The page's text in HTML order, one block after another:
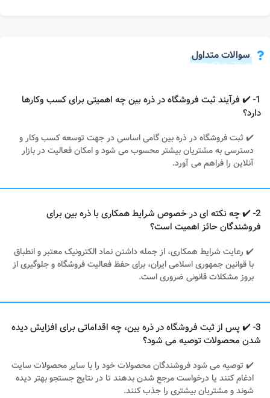
سوالات متداول
1- ✔️ فرآیند ثبت فروشگاه در ذره بین چه اهمیتی برای کسب وکارها
دارد؟
✔️ ثبت فروشگاه در ذره بین گامی اساسی در جهت توسعه کسب وکار و
دسترسی به مشتریان بیشتر محسوب می شود و امکان فعالیت در بازار
آنلاین را فراهم می آورد.
2- ✔️ چه نکته ای در خصوص شرایط همکاری با ذره بین برای
فروشندگان حائز اهمیت است؟
✔️ رعایت شرایط همکاری، از جمله داشتن نماد الکترونیک معتبر و انطباق
با قوانین جمهوری اسلامی ایران، برای حفظ فعالیت فروشگاه و جلوگیری از
بروز مشکلات قانونی ضروری است.
3- ✔️ پس از ثبت فروشگاه در ذره بین، چه اقداماتی برای افزایش دیده
شدن محصولات توصیه می شود؟
✔️ توصیه می شود فروشندگان محصولات خود را با سایر محصولات سایت
ادغام کنند یا درخواست مرجع شدن بدهند تا در نتایج جستجو بهتر دیده
شوند و مشتریان بیشتری را جذب کنند.